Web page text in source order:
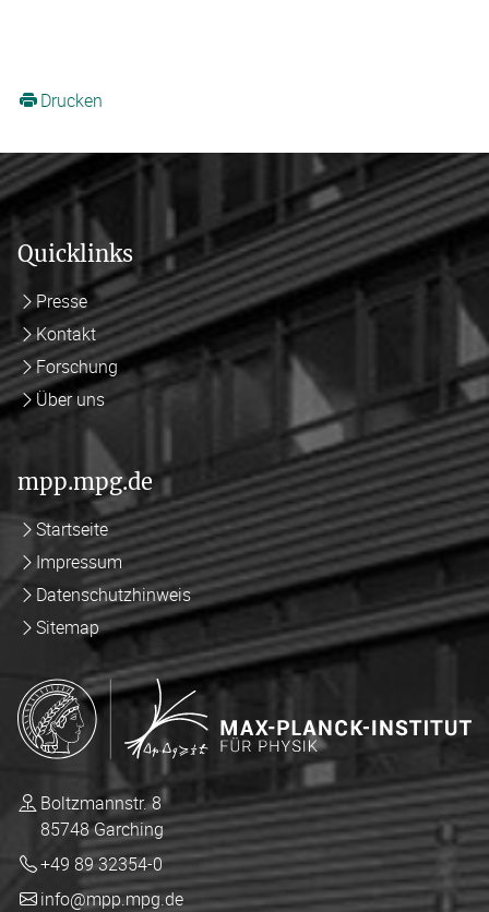
Drucken
Quicklinks
Presse
Kontakt
Forschung
Über uns
mpp.mpg.de
Startseite
Impressum
Datenschutzhinweis
Sitemap
Boltzmannstr. 8
85748 Garching
+49 89 32354-0
info@mpp.mpg.de